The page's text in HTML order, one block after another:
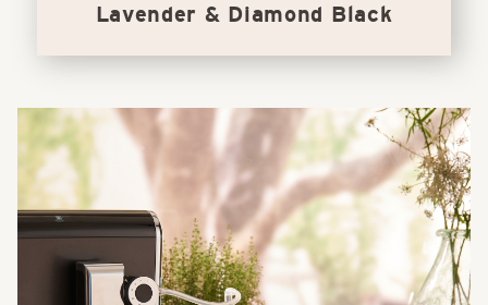
Lavender & Diamond Black